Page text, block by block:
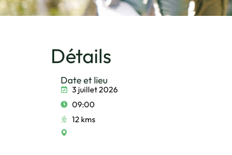
Détails
Date et lieu
3 juillet 2026
09:00
12 kms